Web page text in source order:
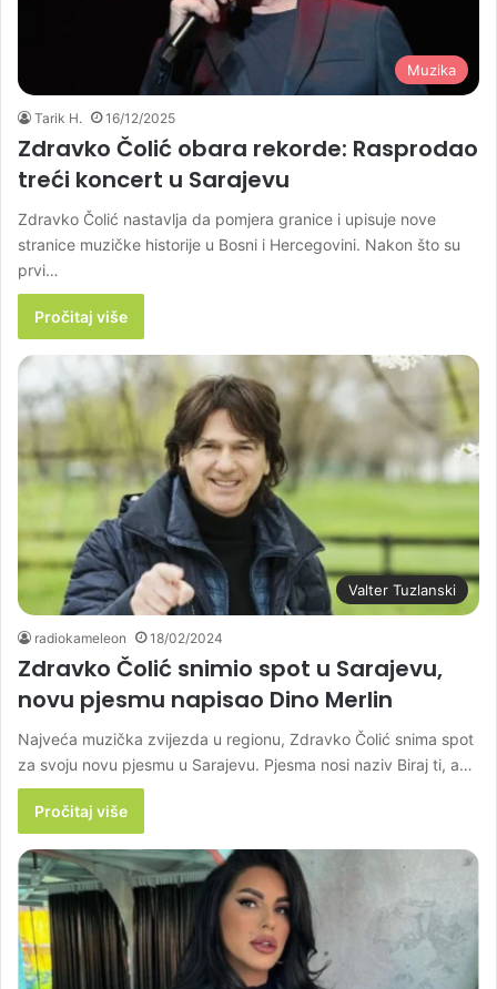
Muzika
Tarik H. 16/12/2025
Zdravko Čolić obara rekorde: Rasprodao
treći koncert u Sarajevu
Zdravko Čolić nastavlja da pomjera granice i upisuje nove
stranice muzičke historije u Bosni i Hercegovini. Nakon što su
prvi…
Pročitaj više
Valter Tuzlanski
radiokameleon 18/02/2024
Zdravko Čolić snimio spot u Sarajevu,
novu pjesmu napisao Dino Merlin
Najveća muzička zvijezda u regionu, Zdravko Čolić snima spot
za svoju novu pjesmu u Sarajevu. Pjesma nosi naziv Biraj ti, a…
Pročitaj više